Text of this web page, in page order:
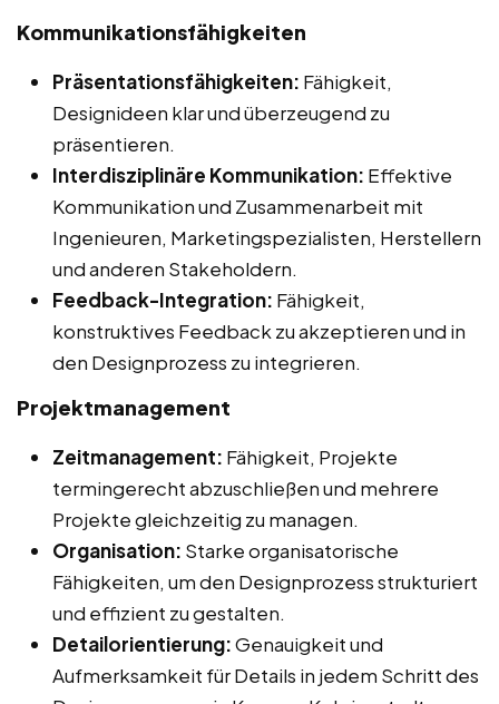
Kommunikationsfähigkeiten
Präsentationsfähigkeiten: Fähigkeit,
Designideen klar und überzeugend zu
präsentieren.
Interdisziplinäre Kommunikation: Effektive
Kommunikation und Zusammenarbeit mit
Ingenieuren, Marketingspezialisten, Herstellern
und anderen Stakeholdern.
Feedback-Integration: Fähigkeit,
konstruktives Feedback zu akzeptieren und in
den Designprozess zu integrieren.
Projektmanagement
Zeitmanagement: Fähigkeit, Projekte
termingerecht abzuschließen und mehrere
Projekte gleichzeitig zu managen.
Organisation: Starke organisatorische
Fähigkeiten, um den Designprozess strukturiert
und effizient zu gestalten.
Detailorientierung:Genauigkeit und
Aufmerksamkeit für Details in jedem Schritt des